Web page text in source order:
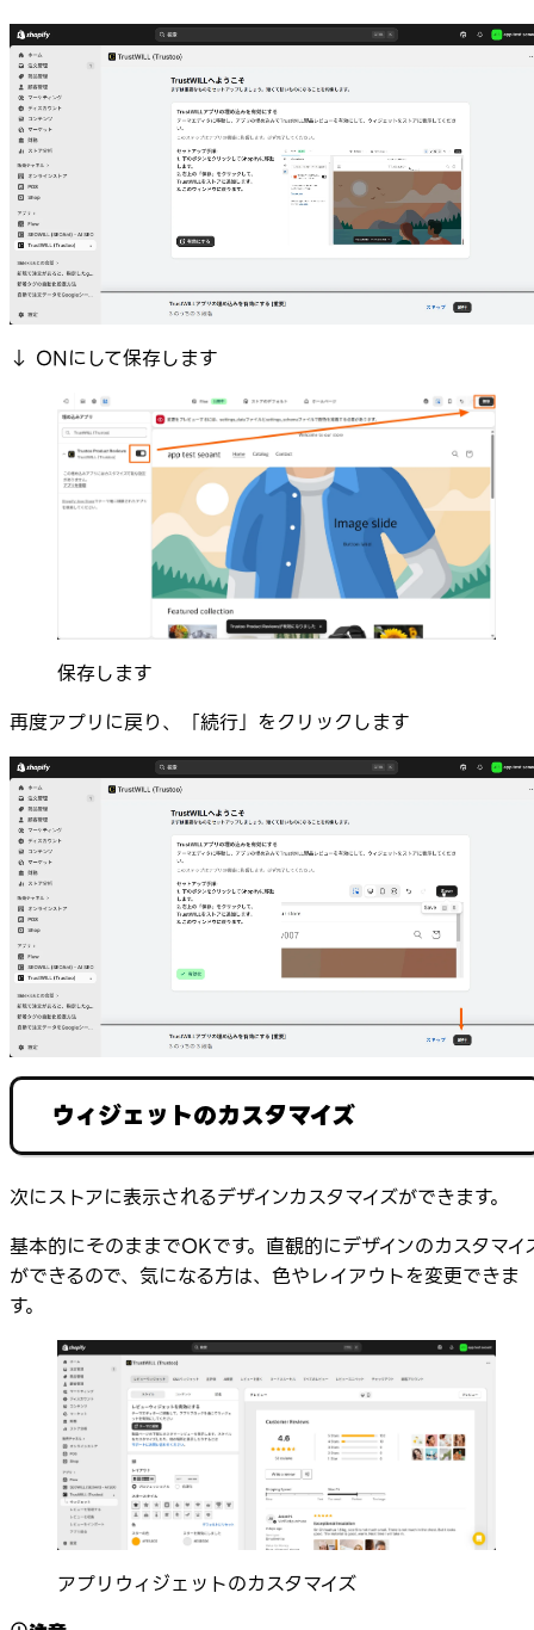
↓ ONにして保存します
保存します
再度アプリに戻り、「続行」をクリックします
ウィジェットのカスタマイズ
次にストアに表示されるデザインカスタマイズができます。
基本的にそのままでOKです。直観的にデザインのカスタマイ
ができるので、気になる方は、色やレイアウトを変更できま
す。
アプリウィジェットのカスタマイズ